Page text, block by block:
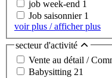
job week-end 1
Job saisonnier 1
voir plus / afficher plus
secteur d'activité
Vente au détail /
Babysitting 21